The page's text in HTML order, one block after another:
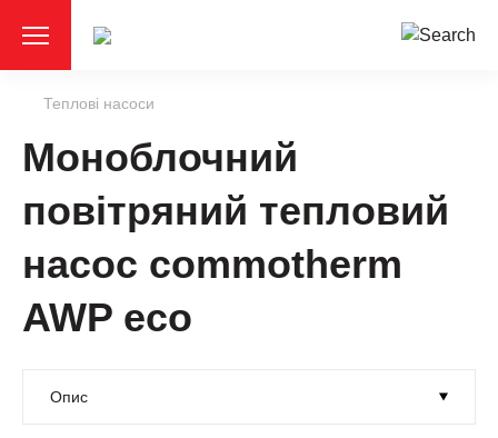
Теплові насоси
Моноблочний
повітряний тепловий
насос commotherm
AWP eco